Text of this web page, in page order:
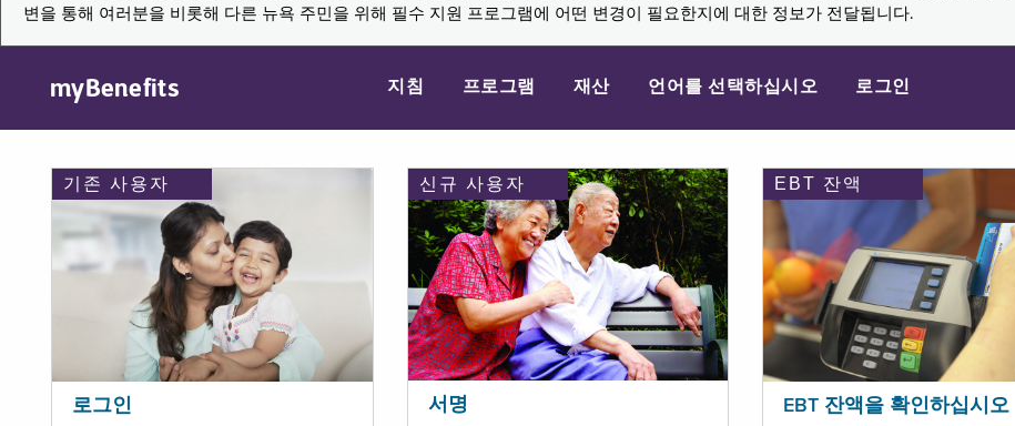
변을 통해 여러분을 비롯해 다른 뉴욕 주민을 위해 필수 지원 프로그램에 어떤 변경이 필요한지에 대한 정보가 전달됩니다.
myBenefits 지침 프로그램 재산 언어를 선택하십시오 로그인
기존 사용자
로그인
신규 사용자
서명
EBT 잔액
EBT 잔액을 확인하십시오